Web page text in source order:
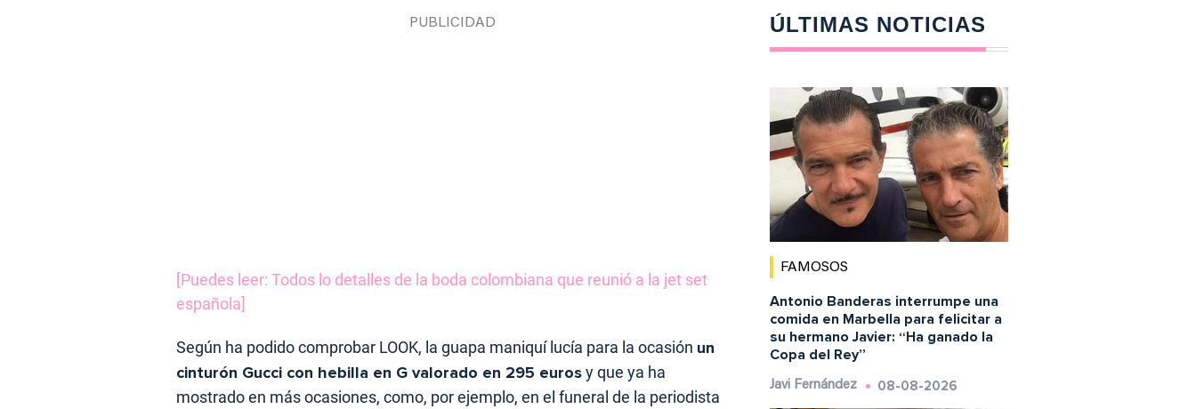
[Puedes leer: Todos lo detalles de la boda colombiana que reunió a la jet set
española]
Según ha podido comprobar LOOK, la guapa maniquí lucía para la ocasión un
cinturón Gucci con hebilla en G valorado en 295 eurosy que ya ha
mostrado en más ocasiones, como, por ejemplo, en el funeral de la periodista
ÚLTIMAS NOTICIAS
FAMOSOS
Antonio Banderas interrumpe una
comida en Marbella para felicitar a
su hermano Javier: “Ha ganado la
Copa del Rey”
Javi Fernández 08-08-2026